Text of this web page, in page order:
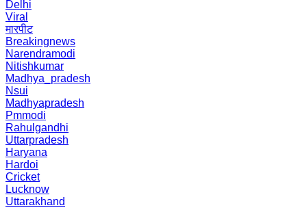
Delhi
Viral
मारपीट
Breakingnews
Narendramodi
Nitishkumar
Madhya_pradesh
Nsui
Madhyapradesh
Pmmodi
Rahulgandhi
Uttarpradesh
Haryana
Hardoi
Cricket
Lucknow
Uttarakhand